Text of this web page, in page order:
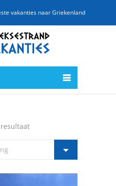
vakanties naar Griekenland